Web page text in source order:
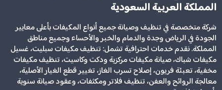
المملكة العربية السعودية
شركة متخصصة في تنظيف وصيانة جميع أنواع المكيفات بأعلى معايير
الجودة في الرياض وجدة والدمام والخبر والأحساء وجميع مناطق
المملكة. نقدم خدمات احترافية تشمل: تنظيف مكيفات سبليت، غسيل
مكيفات شباك، صيانة مكيفات مركزية ودكت وكاسيت، تنظيف مكيفات
مخفية، تعبئة فريون، إصلاح تسرب الغاز، تغيير قطع الغيار الأصلية،
معالجة الروائح والعفن، تنظيف فلاتر ومكثفات، وعقود صيانة سنوية